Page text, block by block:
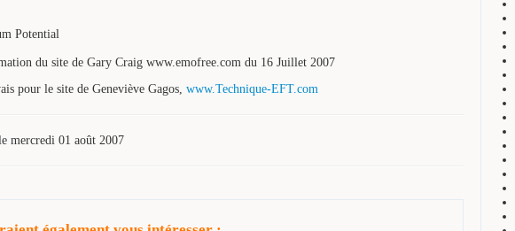
Potential
du site de Gary Craig www.emofree.com du 16 Juillet 2007
pour le site de Geneviève Gagos, www.Technique-EFT.com
mercredi 01 août 2007